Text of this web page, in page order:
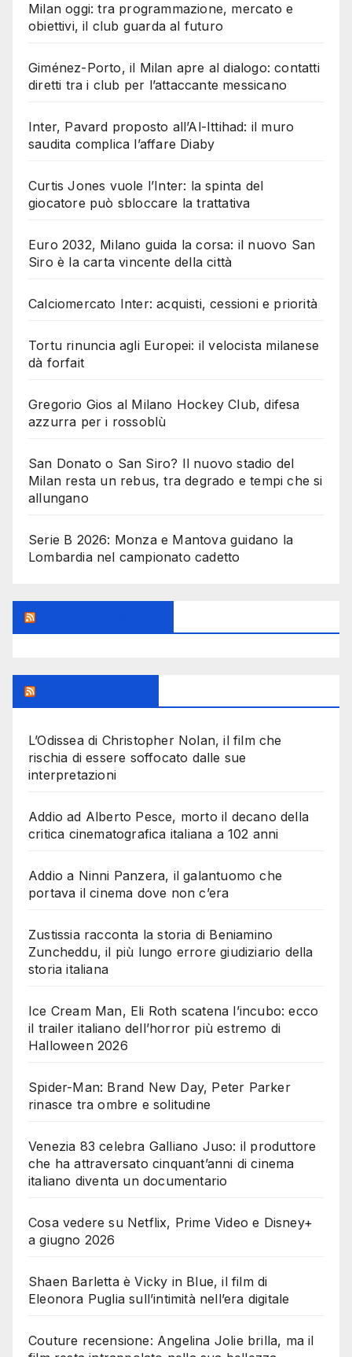
Milan oggi: tra programmazione, mercato e
obiettivi, il club guarda al futuro
Giménez-Porto, il Milan apre al dialogo: contatti
diretti tra i club per l’attaccante messicano
Inter, Pavard proposto all’Al-Ittihad: il muro
saudita complica l’affare Diaby
Curtis Jones vuole l’Inter: la spinta del
giocatore può sbloccare la trattativa
Euro 2032, Milano guida la corsa: il nuovo San
Siro è la carta vincente della città
Calciomercato Inter: acquisti, cessioni e priorità
Tortu rinuncia agli Europei: il velocista milanese
dà forfait
Gregorio Gios al Milano Hockey Club, difesa
azzurra per i rossoblù
San Donato o San Siro? Il nuovo stadio del
Milan resta un rebus, tra degrado e tempi che si
allungano
Serie B 2026: Monza e Mantova guidano la
Lombardia nel campionato cadetto
L’Odissea di Christopher Nolan, il film che
rischia di essere soffocato dalle sue
interpretazioni
Addio ad Alberto Pesce, morto il decano della
critica cinematografica italiana a 102 anni
Addio a Ninni Panzera, il galantuomo che
portava il cinema dove non c’era
Zustissia racconta la storia di Beniamino
Zuncheddu, il più lungo errore giudiziario della
storia italiana
Ice Cream Man, Eli Roth scatena l’incubo: ecco
il trailer italiano dell’horror più estremo di
Halloween 2026
Spider-Man: Brand New Day, Peter Parker
rinasce tra ombre e solitudine
Venezia 83 celebra Galliano Juso: il produttore
che ha attraversato cinquant’anni di cinema
italiano diventa un documentario
Cosa vedere su Netflix, Prime Video e Disney+
a giugno 2026
Shaen Barletta è Vicky in Blue, il film di
Eleonora Puglia sull’intimità nell’era digitale
Couture recensione: Angelina Jolie brilla, ma il